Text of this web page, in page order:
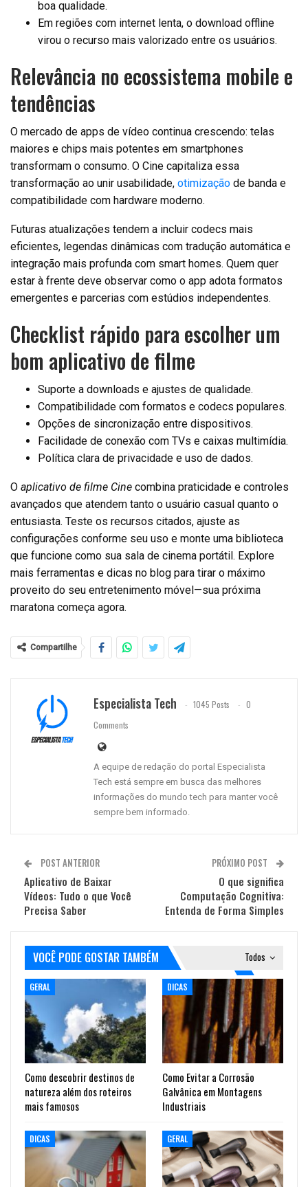
boa qualidade.
Em regiões com internet lenta, o download offline
virou o recurso mais valorizado entre os usuários.
Relevância no ecossistema mobile e
tendências
O mercado de apps de vídeo continua crescendo: telas
maiores e chips mais potentes em smartphones
transformam o consumo. O Cine capitaliza essa
transformação ao unir usabilidade, otimização de banda e
compatibilidade com hardware moderno.
Futuras atualizações tendem a incluir codecs mais
eficientes, legendas dinâmicas com tradução automática e
integração mais profunda com smart homes. Quem quer
estar à frente deve observar como o app adota formatos
emergentes e parcerias com estúdios independentes.
Checklist rápido para escolher um
bom aplicativo de filme
Suporte a downloads e ajustes de qualidade.
Compatibilidade com formatos e codecs populares.
Opções de sincronização entre dispositivos.
Facilidade de conexão com TVs e caixas multimídia.
Política clara de privacidade e uso de dados.
O aplicativo de filme Cine combina praticidade e controles
avançados que atendem tanto o usuário casual quanto o
entusiasta. Teste os recursos citados, ajuste as
configurações conforme seu uso e monte uma biblioteca
que funcione como sua sala de cinema portátil. Explore
mais ferramentas e dicas no blog para tirar o máximo
proveito do seu entretenimento móvel—sua próxima
maratona começa agora.
Compartilhe
Especialista Tech 1045 Posts
0
Comments
A equipe de redação do portal Especialista
Tech está sempre em busca das melhores
informações do mundo tech para manter você
sempre bem informado.
POST ANTERIOR
Aplicativo de Baixar
Vídeos: Tudo o que Você
Precisa Saber
PRÓXIMO POST
O que significa
Computação Cognitiva:
Entenda de Forma Simples
Todos
VOCÊ PODE GOSTAR TAMBÉM
GERAL
Como descobrir destinos de
natureza além dos roteiros
mais famosos
DICAS
Como Evitar a Corrosão
Galvânica em Montagens
Industriais
DICAS GERAL